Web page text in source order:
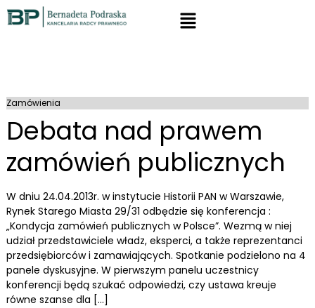
Zamówienia
Debata nad prawem
zamówień publicznych
W dniu 24.04.2013r. w instytucie Historii PAN w Warszawie,
Rynek Starego Miasta 29/31 odbędzie się konferencja :
„Kondycja zamówień publicznych w Polsce”. Wezmą w niej
udział przedstawiciele władz, eksperci, a także reprezentanci
przedsiębiorców i zamawiających. Spotkanie podzielono na 4
panele dyskusyjne. W pierwszym panelu uczestnicy
konferencji będą szukać odpowiedzi, czy ustawa kreuje
równe szanse dla […]